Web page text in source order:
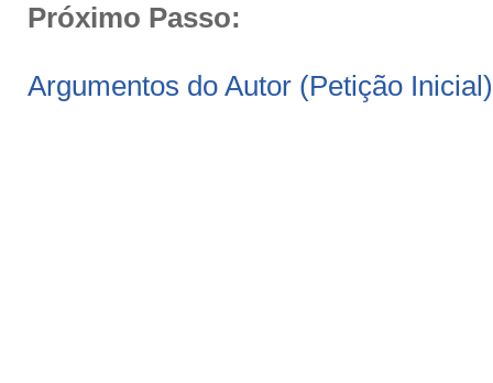
Próximo Passo:
Argumentos do Autor (Petição Inicial)